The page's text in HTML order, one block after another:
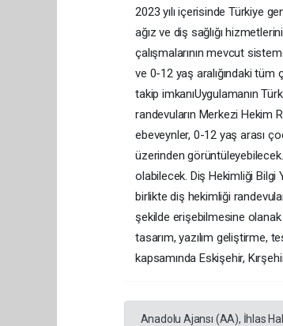
2023 yılı içerisinde Türkiye
ağız ve diş sağlığı
çalışmalarının mevcut
ve 0-12 yaş aralığındaki tüm
takip imkanıUygulamanın
randevuların Merkezi Hekim
ebeveynler, 0-12 yaş arası
üzerinden
olabilecek. Diş Hekimliği Bilgi
birlikte diş hekimliği
şekilde erişebilmesine
tasarım, yazılım geliştirme,
kapsamında Eskişehir,
Anadolu Ajansı (AA), İhlas